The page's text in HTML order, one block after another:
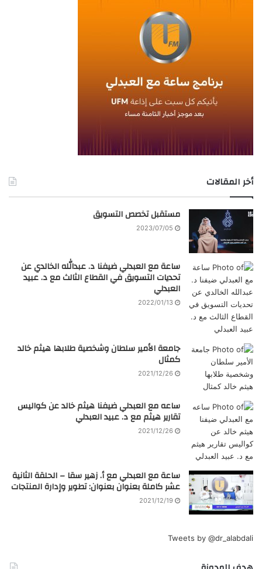
أخر المقالات
مستقبل تخصص التسويق
2023/07/05
ساعة مع العبدلي ضيفنا د. عبدالله الخالدي عن
تحديات التسويق في القطاع الثالث مع د. عبيد
العبدلي
2022/01/13
جامعة الأمير سلطان وشخصية طلابها هيثم خالد
كمثال
2021/12/26
ساعه مع العبدلي ضيفنا هيثم خالد عن كواليس
تقارير هيثم مع د. عبيد العبدلي
2021/12/26
ساعة مع العبدلي مع أ. زهير سقا – الحلقة الثانية
عشر كاملة بعنوان بعنوان: تطوير وإدارة المنتجات
2021/12/19
Tweets by @dr_alabdali